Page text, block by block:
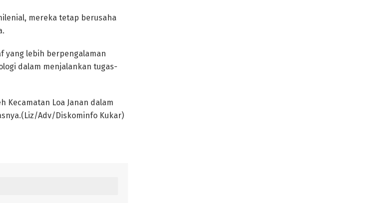
mereka tetap berusaha
yang lebih berpengalaman
dalam menjalankan tugas-
Kecamatan Loa Janan dalam
Adv/Diskominfo Kukar)